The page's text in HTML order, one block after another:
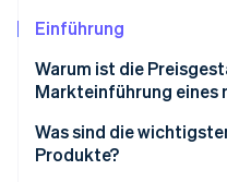
Stripe-
Erfahren
Jetzt
Einführung
Warum ist die
Markteinführung eines
Was sind die
Produkte?